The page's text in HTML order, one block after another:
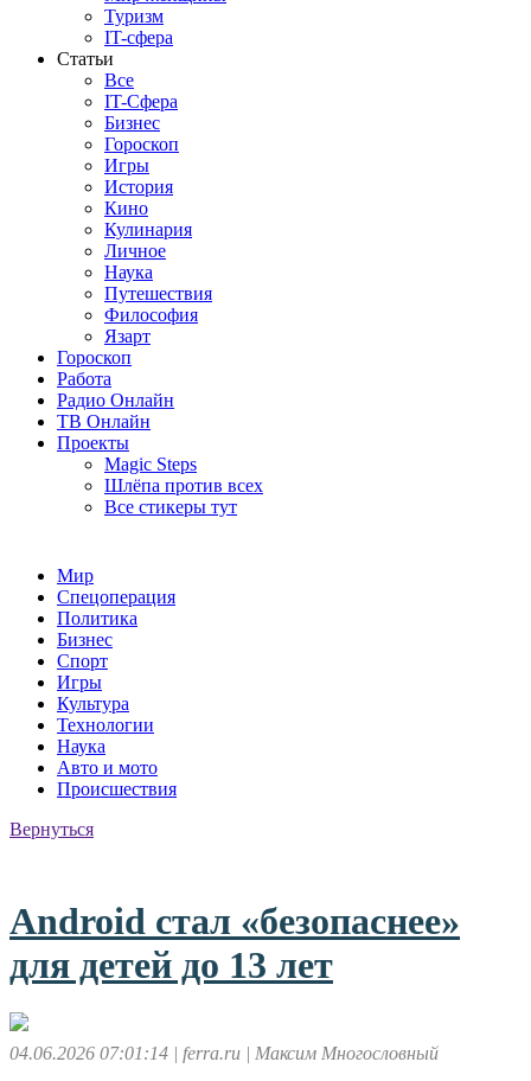
Туризм
IT-сфера
Статьи
Все
IT-Сфера
Бизнес
Гороскоп
Игры
История
Кино
Кулинария
Личное
Наука
Путешествия
Философия
Язарт
Гороскоп
Работа
Радио Онлайн
ТВ Онлайн
Проекты
Magic Steps
Шлёпа против всех
Все стикеры тут
Мир
Спецоперация
Политика
Бизнес
Спорт
Игры
Культура
Технологии
Наука
Авто и мото
Происшествия
Вернуться
Android стал «безопаснее»
для детей до 13 лет
04.06.2026 07:01:14 | ferra.ru | Максим Многословный